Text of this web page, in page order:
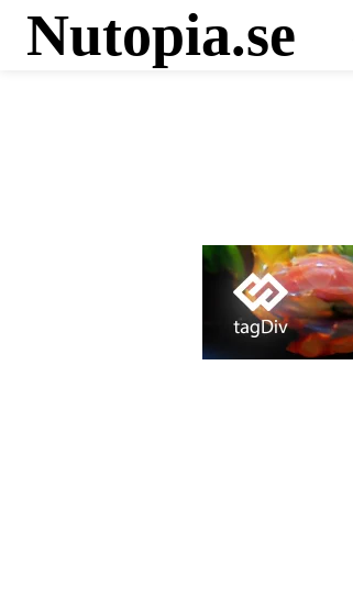
Nutopia.se